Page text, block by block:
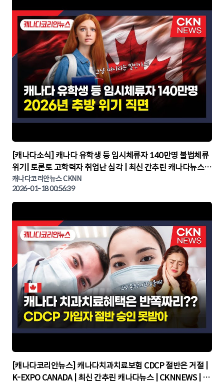
▶
[캐나다소식] 캐나다 유학생 등 임시체류자 140만명 불법체류
위기| 토론토 고학력자 취업난 심각 | 최신 간추린 캐나다뉴스 |
CKNNEWS, 캐나다코리안뉴스
캐나다코리안뉴스 CKNN
2026-01-18 00:56:39
▶
[캐나다코리안뉴스] 캐나다치과치료보험 CDCP 절반은 거절 |
K-EXPO CANADA | 최신 간추린 캐나다뉴스 | CKNNEWS | 캐